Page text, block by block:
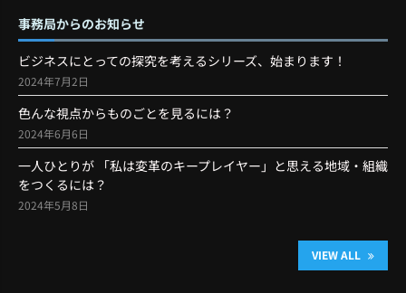
事務局からのお知らせ
ビジネスにとっての探究を考えるシリーズ、始まります！
2024年7月2日
色んな視点からものごとを見るには？
2024年6月6日
一人ひとりが 「私は変革のキープレイヤー」と思える地域・組織
をつくるには？
2024年5月8日
VIEW ALL